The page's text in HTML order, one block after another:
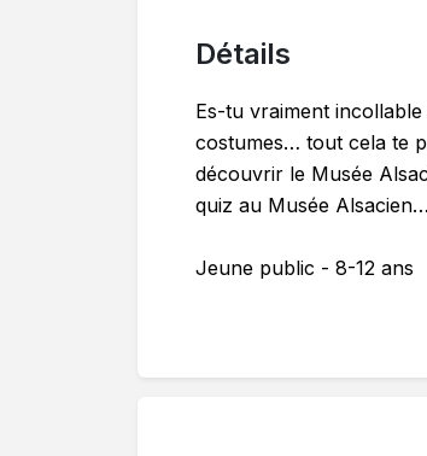
Détails
Es-tu vraiment
costumes… tout cela te
découvrir le Musée
quiz au Musée
Jeune public - 8-12 ans